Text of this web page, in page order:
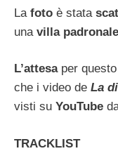
La foto è stata
una villa padronale
L’attesaper
che i video de La
visti su YouTube
TRACKLIST